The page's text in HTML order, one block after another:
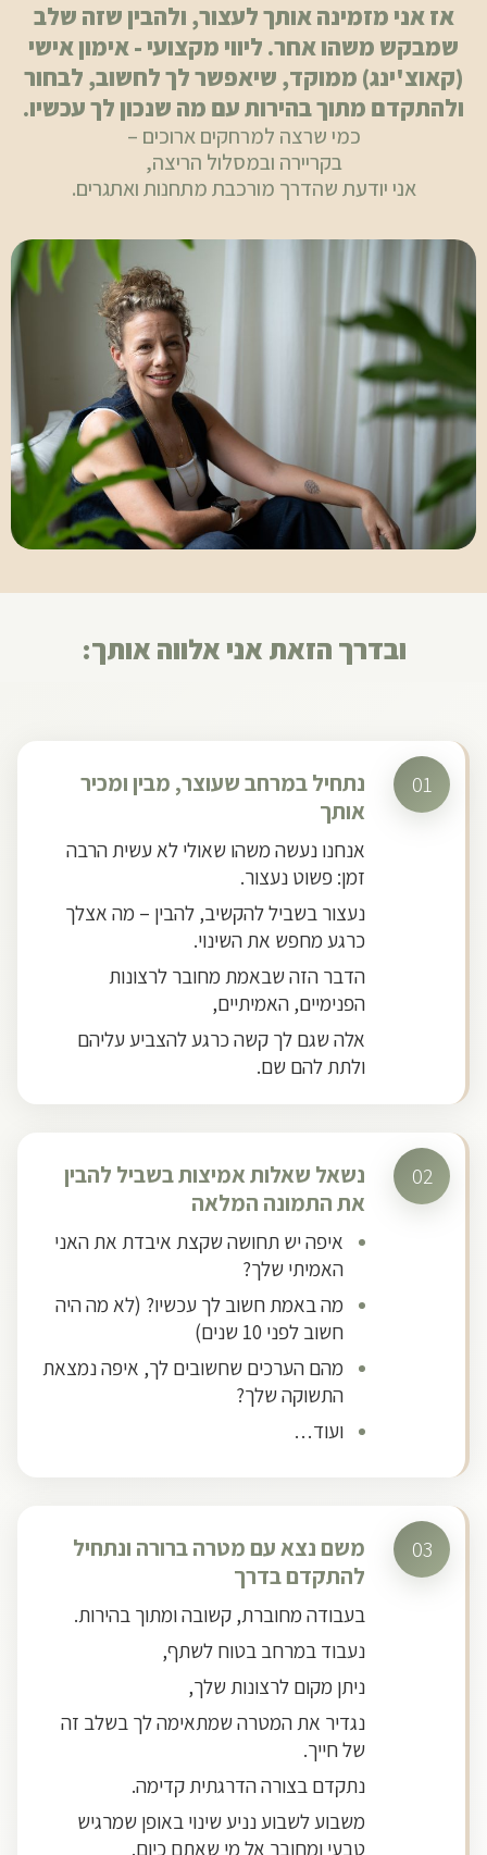
אז אני מזמינה אותך לעצור, ולהבין שזה שלב
שמבקש משהו אחר. ליווי מקצועי - אימון אישי
(קאוצ'ינג) ממוקד, שיאפשר לך לחשוב, לבחור
ולהתקדם מתוך בהירות עם מה שנכון לך עכשיו.
כמי שרצה למרחקים ארוכים –
בקריירה ובמסלול הריצה,
אני יודעת שהדרך מורכבת מתחנות ואתגרים.
ובדרך הזאת אני אלווה אותך:
01
נתחיל במרחב שעוצר, מבין ומכיר
אותך
אנחנו נעשה משהו שאולי לא עשית הרבה
זמן: פשוט נעצור.
נעצור בשביל להקשיב, להבין – מה אצלך
כרגע מחפש את השינוי.
הדבר הזה שבאמת מחובר לרצונות
הפנימיים, האמיתיים,
אלה שגם לך קשה כרגע להצביע עליהם
ולתת להם שם.
02
נשאל שאלות אמיצות בשביל להבין
את התמונה המלאה
איפה יש תחושה שקצת איבדת את האני
האמיתי שלך?
מה באמת חשוב לך עכשיו? (לא מה היה
חשוב לפני 10 שנים)
מהם הערכים שחשובים לך, איפה נמצאת
התשוקה שלך?
ועוד…
03
משם נצא עם מטרה ברורה ונתחיל
להתקדם בדרך
בעבודה מחוברת, קשובה ומתוך בהירות.
נעבוד במרחב בטוח לשתף,
ניתן מקום לרצונות שלך,
נגדיר את המטרה שמתאימה לך בשלב זה
של חייך.
נתקדם בצורה הדרגתית קדימה.
משבוע לשבוע נניע שינוי באופן שמרגיש
טבעי ומחובר אל מי שאתם כיום.